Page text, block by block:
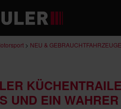
> NEU & GEBRAUCHTFAHRZEUGE
UND EIN